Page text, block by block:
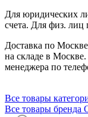
Для юридических
счета. Для физ. лиц
Доставка по
на складе в
менеджера по
Все товары
Все товары бренда